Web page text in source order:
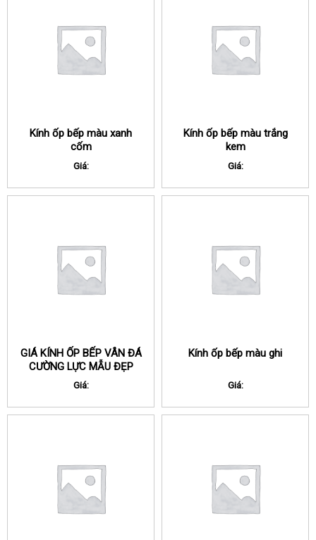
Kính ốp bếp màu xanh
cốm
Giá:
Kính ốp bếp màu trắng
kem
Giá:
GIÁ KÍNH ỐP BẾP VÂN ĐÁ
CƯỜNG LỰC MẪU ĐẸP
Giá:
Kính ốp bếp màu ghi
Giá: